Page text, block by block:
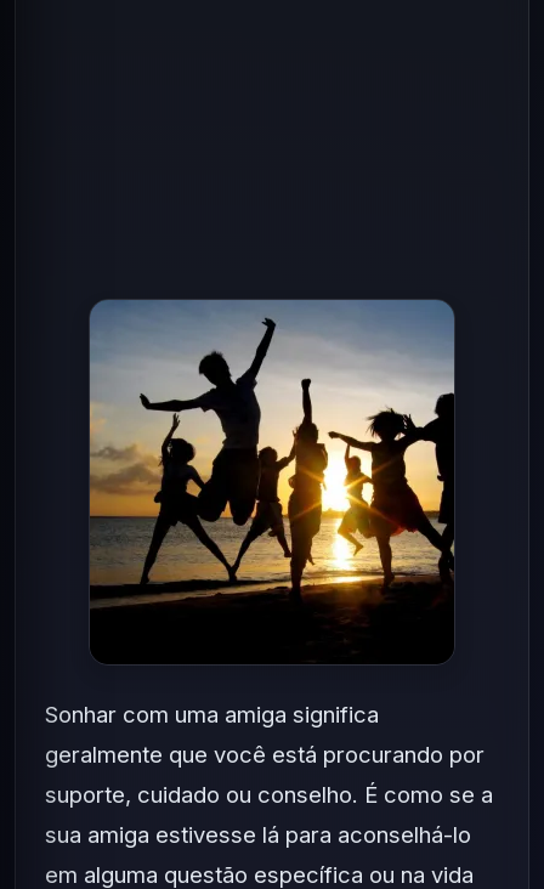
Sonhar com uma amiga significa
geralmente que você está procurando por
suporte, cuidado ou conselho. É como se a
sua amiga estivesse lá para aconselhá-lo
em alguma questão específica ou na vida